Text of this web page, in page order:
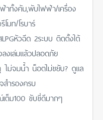
ฟ้าทั้งคัน,พับไฟฟ้า/เครื่อง
มท/โรบาร์
หัวฉีด 2ระบบ ติดตั้งใต้
งเล่มแล้วปลอดภัย
ไม่จมน้ำ น็อตไม่ขยับ? ดูแล
ำรองครบ
ต็ม100 ขับขี่ดีมากๆ